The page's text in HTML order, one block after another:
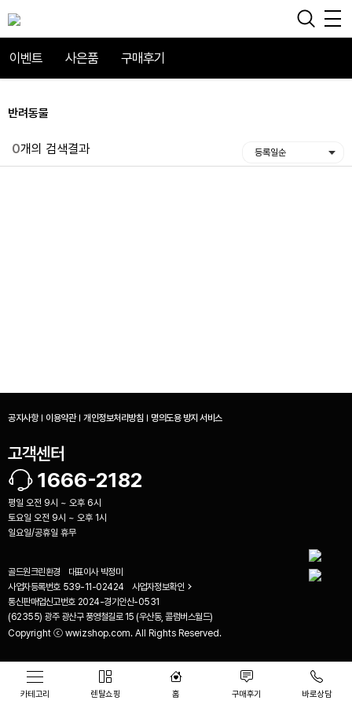
이벤트 사은품 구매후기
반려동물
0개의 검색결과 등록일순
공지사항 이용약관 개인정보처리방침 명의도용 방지 서비스
고객센터
1666-2182
평일 오전 9시 ~ 오후 6시
토요일 오전 9시 ~ 오후 1시
일요일/공휴일 휴무
골드원크린환경 대표이사 박정미
사업자등록번호 539-11-02424
사업자정보확인
통신판매업신고번호 2024-경기안산-0531
(62355) 광주 광산구 풍영철길로 15 (우산동, 콜럼버스월드)
Copyright ⓒ wwizshop.com. All Rights Reserved.
카테고리 렌탈쇼핑 홈 구매후기 바로상담
비교하기( 0 )